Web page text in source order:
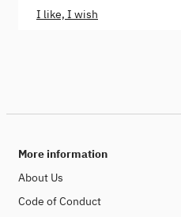
I like, I wish
More information
About Us
Code of Conduct